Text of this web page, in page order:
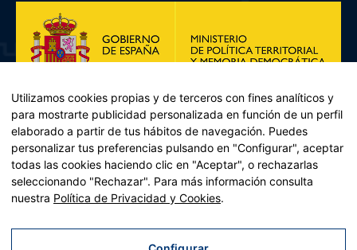
Plan de Recuperación, Transformación y Resiliencia – Financiado por
Recuperación y resiliencia, establecido por el Reglamento (UE)
2021/241 del Parlamento Europeo y del Consejo, de 12 de febrero
Utilizamos cookies propias y de terceros con fines analíticos y
para mostrarte publicidad personalizada en función de un perfil
elaborado a partir de tus hábitos de navegación. Puedes
personalizar tus preferencias pulsando en "Configurar", aceptar
todas las cookies haciendo clic en "Aceptar", o rechazarlas
seleccionando "Rechazar". Para más información consulta
nuestra Política de Privacidad y Cookies.